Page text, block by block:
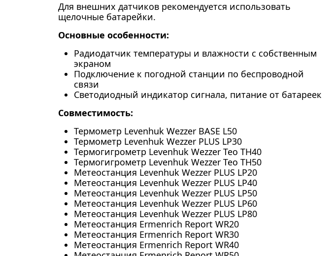
Для внешних датчиков рекомендуется использовать
щелочные батарейки.
Основные особенности:
Радиодатчик температуры и влажности с собственным
экраном
Подключение к погодной станции по беспроводной
связи
Светодиодный индикатор сигнала, питание от батареек
Совместимость:
Термометр Levenhuk Wezzer BASE L50
Термометр Levenhuk Wezzer PLUS LP30
Термогигрометр Levenhuk Wezzer Teo TH40
Термогигрометр Levenhuk Wezzer Teo TH50
Метеостанция Levenhuk Wezzer PLUS LP20
Метеостанция Levenhuk Wezzer PLUS LP40
Метеостанция Levenhuk Wezzer PLUS LP50
Метеостанция Levenhuk Wezzer PLUS LP60
Метеостанция Levenhuk Wezzer PLUS LP80
Метеостанция Ermenrich Report WR20
Метеостанция Ermenrich Report WR30
Метеостанция Ermenrich Report WR40